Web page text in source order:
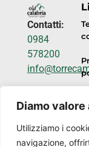
Diamo
Utilizziamo i
navigazione,
Contatti:
0984
578200
Camigliati,